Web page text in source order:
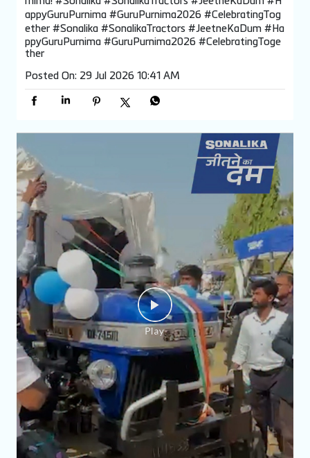
appyGuruPurnima #GuruPurnima2026 #CelebratingTog
ether #Sonalika #SonalikaTractors #JeetneKaDum #Ha
ppyGuruPurnima #GuruPurnima2026 #CelebratingToge
ther
Posted On: 29 Jul 2026 10:41 AM